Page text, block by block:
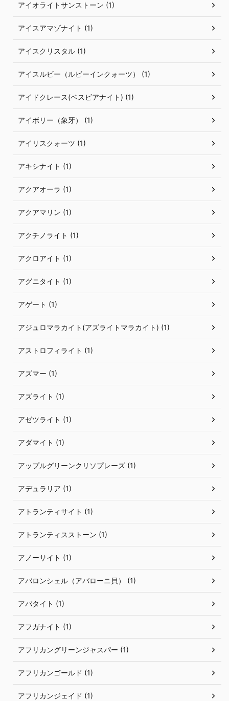
アイオライトサンストーン (1)
アイスアマゾナイト (1)
アイスクリスタル (1)
アイスルビー（ルビーインクォーツ） (1)
アイドクレース(ベスビアナイト) (1)
アイボリー（象牙） (1)
アイリスクォーツ (1)
アキシナイト (1)
アクアオーラ (1)
アクアマリン (1)
アクチノライト (1)
アクロアイト (1)
アグニタイト (1)
アゲート (1)
アジュロマラカイト(アズライトマラカイト) (1)
アストロフィライト (1)
アズマー (1)
アズライト (1)
アゼツライト (1)
アダマイト (1)
アップルグリーンクリソプレーズ (1)
アデュラリア (1)
アトランティサイト (1)
アトランティスストーン (1)
アノーサイト (1)
アバロンシェル（アバローニ貝） (1)
アパタイト (1)
アフガナイト (1)
アフリカングリーンジャスパー (1)
アフリカンゴールド (1)
アフリカンジェイド (1)